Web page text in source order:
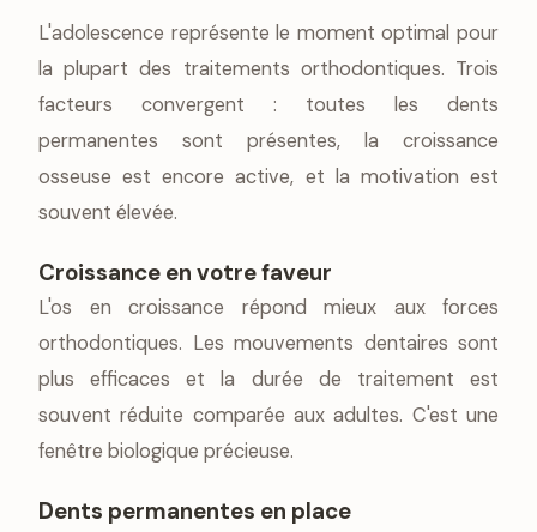
L'adolescence représente le moment optimal pour
la plupart des traitements orthodontiques. Trois
facteurs convergent : toutes les dents
permanentes sont présentes, la croissance
osseuse est encore active, et la motivation est
souvent élevée.
Croissance en votre faveur
L'os en croissance répond mieux aux forces
orthodontiques. Les mouvements dentaires sont
plus efficaces et la durée de traitement est
souvent réduite comparée aux adultes. C'est une
fenêtre biologique précieuse.
Dents permanentes en place